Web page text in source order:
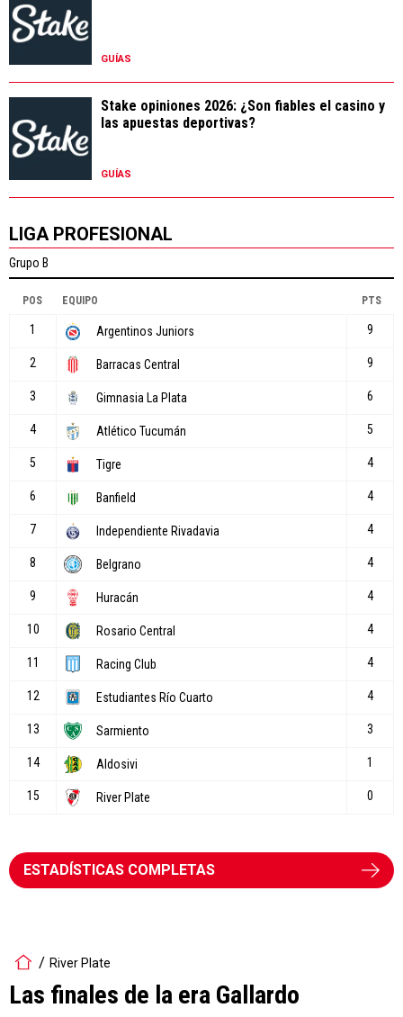
GUÍAS
Stake opiniones 2026: ¿Son fiables el casino y
las apuestas deportivas?
GUÍAS
LIGA PROFESIONAL
ESTADÍSTICAS COMPLETAS
River Plate
Las finales de la era Gallardo